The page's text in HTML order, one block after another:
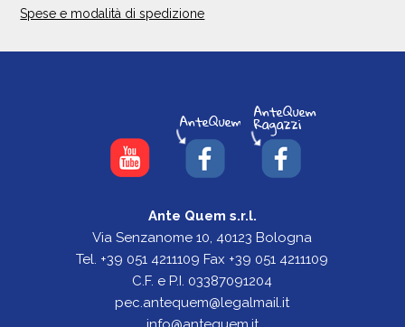
Spese e modalità di spedizione
Ante Quem s.r.l.
Via Senzanome 10, 40123 Bologna
Tel. +39 051 4211109 Fax +39 051 4211109
C.F. e P.I. 03387091204
pec.antequem@legalmail.it